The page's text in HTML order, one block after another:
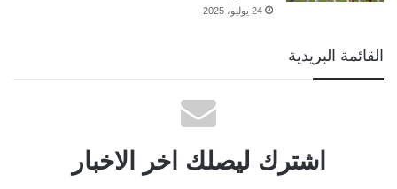
24 يوليو، 2025
القائمة البريدية
اشترك ليصلك اخر الاخبار